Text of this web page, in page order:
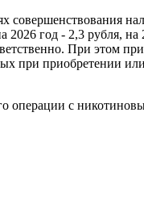
2026 год - 2,3 рубля, на
При этом
при приобретении
операции с